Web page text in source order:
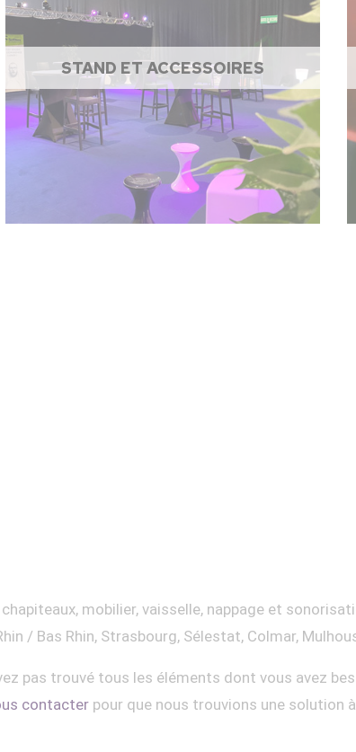
STAND ET ACCESSOIRES
mobilier, vaisselle, nappage et
/ Bas Rhin, Strasbourg, Sélestat, Colmar,
pas trouvé tous les éléments dont vous avez
contacterpour que nous trouvions une solution